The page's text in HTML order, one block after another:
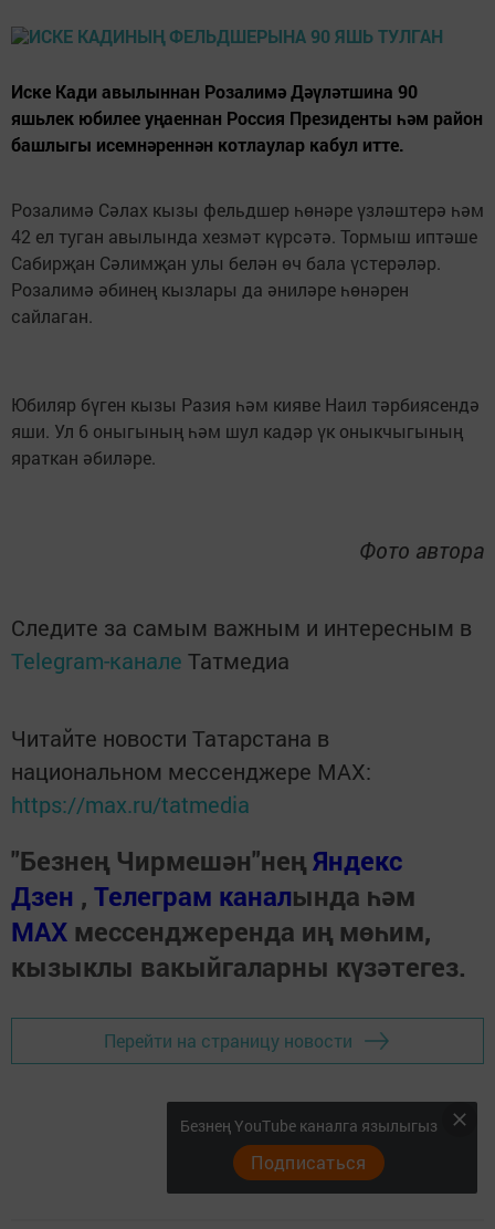
Иске Кади авылыннан Розалимә Дәүләтшина 90
яшьлек юбилее уңаеннан Россия Президенты һәм район
башлыгы исемнәреннән котлаулар кабул итте.
Розалимә Сәлах кызы фельдшер һөнәре үзләштерә һәм
42 ел туган авылында хезмәт күрсәтә. Тормыш иптәше
Сабирҗан Сәлимҗан улы белән өч бала үстерәләр.
Розалимә әбинең кызлары да әниләре һөнәрен
сайлаган.
Юбиляр бүген кызы Разия һәм кияве Наил тәрбиясендә
яши. Ул 6 оныгының һәм шул кадәр үк оныкчыгының
яраткан әбиләре.
Фото автора
Следите за самым важным и интересным в
Telegram-канале Татмедиа
Читайте новости Татарстана в
национальном мессенджере MАХ:
https://max.ru/tatmedia
"Безнең Чирмешән"неңЯндекс
Дзен , Телеграм каналында һәм
МАХ мессенджеренда иң мөһим,
кызыклы вакыйгаларны күзәтегез.
Перейти на страницу новости
Безнең YouTube каналга язылыгыз
Подписаться